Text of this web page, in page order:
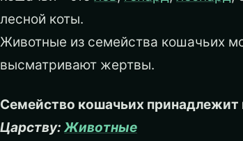
лесной коты.
Животные из семейства кошачьих
высматривают жертвы.
Семейство кошачьих принадлежит
Царству: Животные